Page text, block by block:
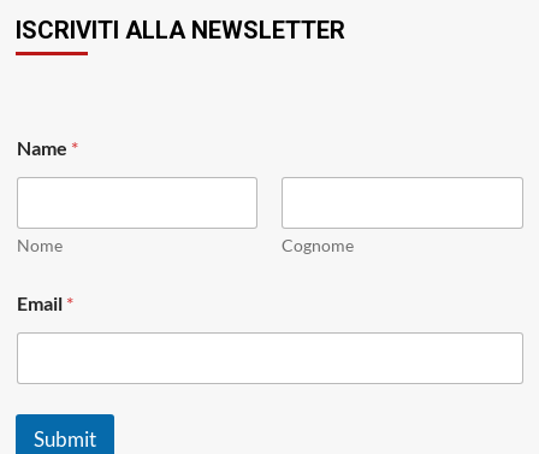
ISCRIVITI ALLA NEWSLETTER
N
a
e
E
i
l
Name *
Nome Cognome
Email *
Submit